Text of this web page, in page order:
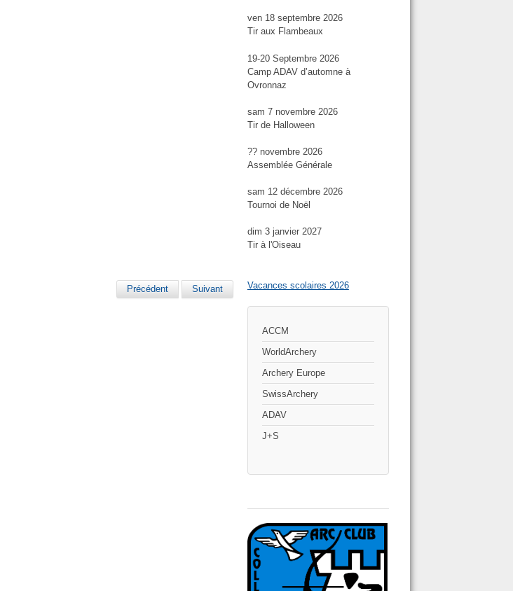
Précédent Suivant
ven 18 septembre 2026
Tir aux Flambeaux
19-20 Septembre 2026
Camp ADAV d’automne à
Ovronnaz
sam 7 novembre 2026
Tir de Halloween
?? novembre 2026
Assemblée Générale
sam 12 décembre 2026
Tournoi de Noël
dim 3 janvier 2027
Tir à l'Oiseau
Vacances scolaires 2026
ACCM
WorldArchery
Archery Europe
SwissArchery
ADAV
J+S